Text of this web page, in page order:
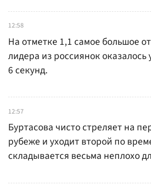
12:58
На отметке 1,1 самое большое
лидера из россиянок
6 секунд.
12:57
Буртасова чисто стреляет на
рубеже и уходит второй по
складывается весьма неплохо